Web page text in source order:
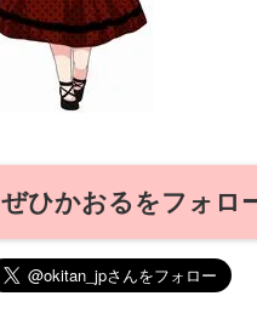
ぜひかおるをフォロ